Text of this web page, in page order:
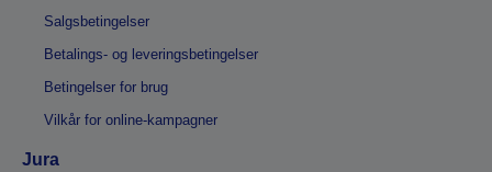
Salgsbetingelser
Betalings- og leveringsbetingelser
Betingelser for brug
Vilkår for online-kampagner
Jura